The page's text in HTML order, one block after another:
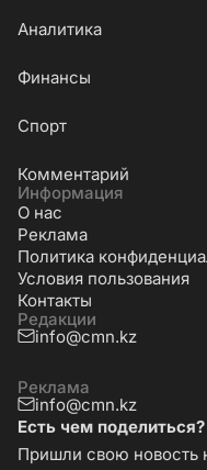
Аналитика
Финансы
Cпорт
Комментарий
Информация
О нас
Реклама
Политика
Условия пользования
Контакты
Редакции
info@cmn.kz
Реклама
info@cmn.kz
Есть чем поделиться?
Пришли свою новость